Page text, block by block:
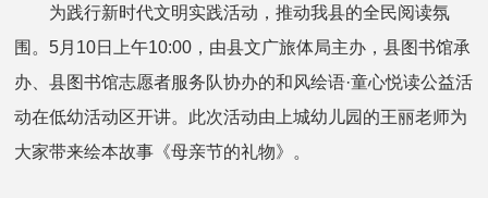
为践行新时代文明实践活动，推动我县的全民阅读氛
围。5月10日上午10:00，由县文广旅体局主办，县图书馆承
办、县图书馆志愿者服务队协办的和风绘语·童心悦读公益活
动在低幼活动区开讲。此次活动由上城幼儿园的王丽老师为
大家带来绘本故事 《母亲节的礼物》 。